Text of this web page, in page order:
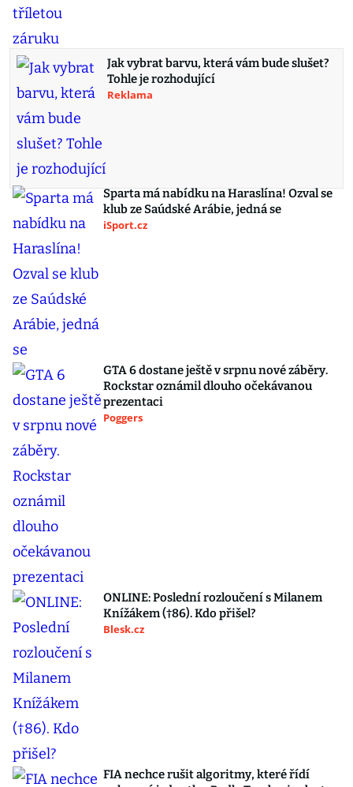
Jak vybrat barvu, která vám bude slušet?
Tohle je rozhodující
Reklama
Sparta má nabídku na Haraslína! Ozval se
klub ze Saúdské Arábie, jedná se
iSport.cz
GTA 6 dostane ještě v srpnu nové záběry.
Rockstar oznámil dlouho očekávanou
prezentaci
Poggers
ONLINE: Poslední rozloučení s Milanem
Knížákem (†86). Kdo přišel?
Blesk.cz
FIA nechce rušit algoritmy, které řídí